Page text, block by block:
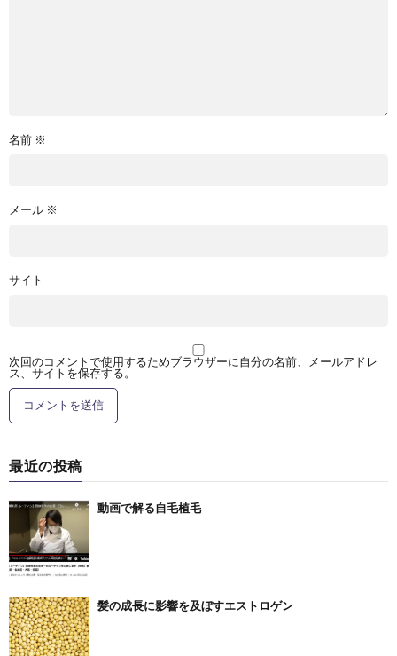
名前 ※
メール ※
サイト
次回のコメントで使用するためブラウザーに自分の名前、メールアドレ
ス、サイトを保存する。
最近の投稿
動画で解る自毛植毛
髪の成長に影響を及ぼすエストロゲン